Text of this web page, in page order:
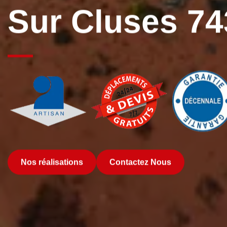
Sur Cluses
Nos réalisations Contactez Nous